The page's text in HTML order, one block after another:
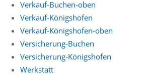
Verkauf-Buchen-oben
Verkauf-Königshofen
Verkauf-Königshofen-oben
Versicherung-Buchen
Versicherung-Königshofen
Werkstatt